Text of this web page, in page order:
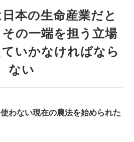
日本の生命産業だと
の一端を担う立場
いかなければなら
ない
わない現在の農法を始められた